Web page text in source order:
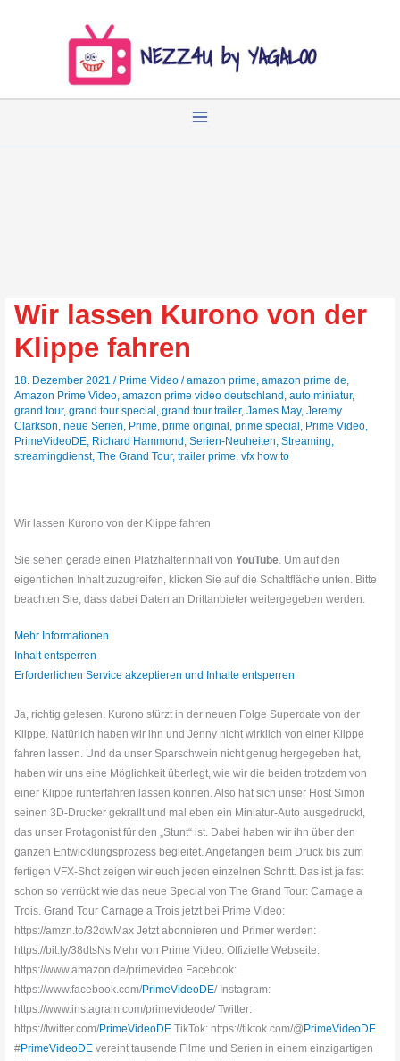
Wir lassen Kurono von der
Klippe fahren
18. Dezember 2021/ Prime Video /amazon prime ,amazon prime de
Amazon Prime Video ,amazon prime video deutschland ,auto miniatur,
grand tour,grand tour special ,grand tour trailer,James May,Jeremy
Clarkson ,neue Serien Prime ,prime original ,prime special Prime Video
PrimeVideoDE Richard Hammond ,Serien-Neuheiten ,Streaming
streamingdienst,The Grand Tour,trailer prime ,vfx how to
Wir lassen Kurono von der Klippe fahren
Sie sehen gerade einen Platzhalterinhalt vonYouTube. Um auf den
eigentlichen Inhalt zuzugreifen, klicken Sie auf die Schaltfläche unten. Bitte
beachten Sie, dass dabei Daten an Drittanbieter weitergegeben werden.
Mehr Informationen
Inhalt entsperren
Erforderlichen Service akzeptieren und Inhalte entsperren
Ja, richtig gelesen. Kurono stürzt in der neuen Folge Superdate von der
Klippe. Natürlich haben wir ihn und Jenny nicht wirklich von einer Klippe
fahren lassen. Und da unser Sparschwein nicht genug hergegeben hat,
haben wir uns eine Möglichkeit überlegt, wie wir die beiden trotzdem von
einer Klippe runterfahren lassen können. Also hat sich unser Host Simon
seinen 3D-Drucker gekrallt und mal eben ein Miniatur-Auto ausgedruckt,
das unser Protagonist für den „Stunt“ ist. Dabei haben wir ihn über den
ganzen Entwicklungsprozess begleitet. Angefangen beim Druck bis zum
fertigen VFX-Shot zeigen wir euch jeden einzelnen Schritt. Das ist ja fast
schon so verrückt wie das neue Special von The Grand Tour: Carnage a
Trois. Grand Tour Carnage a Trois jetzt bei Prime Video:
https://amzn.to/32dwMax Jetzt abonnieren und Primer werden:
https://bit.ly/38dtsNs Mehr von Prime Video: Offizielle Webseite:
https://www.amazon.de/primevideo Facebook:
https://www.facebook.com/PrimeVideoDE/ Instagram:
https://www.instagram.com/primevideode/ Twitter:
https://twitter.com/PrimeVideoDE TikTok: https://tiktok.com/@ PrimeVideoDE
#PrimeVideoDE vereint tausende Filme und Serien in einem einzigartigen